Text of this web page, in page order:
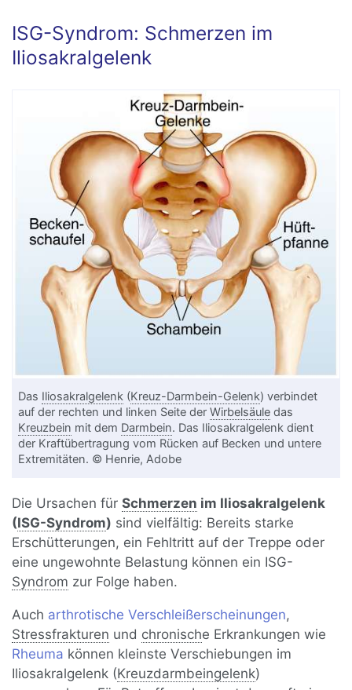
ISG-Syndrom: Schmerzen im
Iliosakralgelenk
Das Iliosakralgelenk (Kreuz-Darmbein-Gelenk) verbindet
auf der rechten und linken Seite derWirbelsäule das
Kreuzbein mit dem Darmbein. Das Iliosakralgelenk dient
der Kraftübertragung vom Rücken auf Becken und untere
Extremitäten. © Henrie, Adobe
Die Ursachen fürSchmerzen im Iliosakralgelenk
(ISG-Syndrom) sind vielfältig: Bereits starke
Erschütterungen, ein Fehltritt auf der Treppe oder
eine ungewohnte Belastung können ein ISG-
Syndrom zur Folge haben.
Auch arthrotische Verschleißerscheinungen,
Stressfrakturen und chronische Erkrankungen wie
Rheuma können kleinste Verschiebungen im
Iliosakralgelenk (Kreuzdarmbeingelenk)